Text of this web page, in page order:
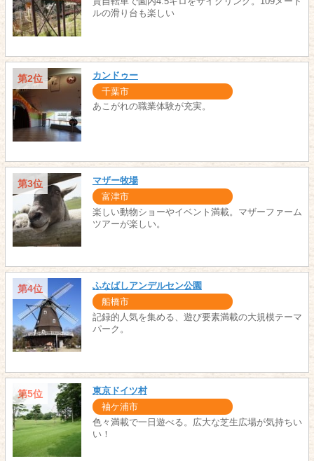
ルの滑り台も楽しい
第2位 カンドゥー
千葉市
あこがれの職業体験が充実。
第3位 マザー牧場
富津市
楽しい動物ショーやイベント満載。マザーファーム
ツアーが楽しい。
第4位 ふなばしアンデルセン公園
船橋市
記録的人気を集める、遊び要素満載の大規模テーマ
パーク。
第5位 東京ドイツ村
袖ケ浦市
色々満載で一日遊べる。広大な芝生広場が気持ちい
い！